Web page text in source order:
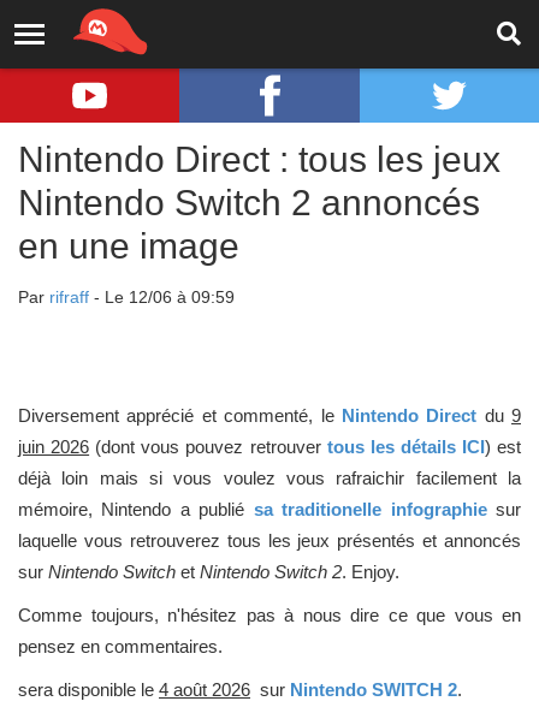
Nintendo Direct : tous les jeux
Nintendo Switch 2 annoncés
en une image
Par rifraff - Le 12/06 à 09:59
Diversement apprécié et commenté, le Nintendo Direct du 9
juin 2026 (dont vous pouvez retrouver tous les détails ICI) est
déjà loin mais si vous voulez vous rafraichir facilement la
mémoire, Nintendo a publié sa traditionelle infographiesur
laquelle vous retrouverez tous les jeux présentés et annoncés
sur Nintendo Switch et Nintendo Switch 2. Enjoy.
Comme toujours, n'hésitez pas à nous dire ce que vous en
pensez en commentaires.
sera disponible le 4 août 2026 sur Nintendo SWITCH 2.